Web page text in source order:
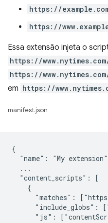
https://
https://
Essa extensão injeta o
https://
https://
em https://
manifest.json
{
"name": "My
  ...
  "content_scripts": [
    {
"matches":
"include_globs":
"js":